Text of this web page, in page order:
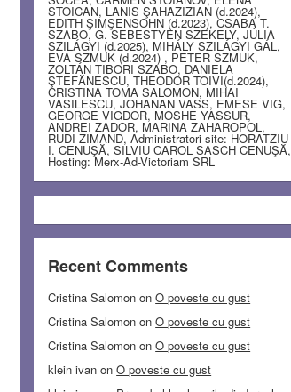
STOICAN, LANIS ŞAHAZIZIAN (d.2024),
EDITH ŞIMŞENSOHN (d.2023), CSABA T.
SZABO, G. SEBESTYEN SZEKELY, JÚLIA
SZILÁGYI (d.2025), MIHÁLY SZILÁGYI GÁL,
EVA SZMUK (d.2024) , PETER SZMUK,
ZOLTÁN TIBORI SZABO, DANIELA
ŞTEFĂNESCU, THEODOR TOIVI(d.2024),
CRISTINA TOMA SALOMON, MIHAI
VASILESCU, JOHANAN VASS, EMESE VIG,
GEORGE VIGDOR, MOSHE YASSUR,
ANDREI ZADOR, MARINA ZAHAROPOL,
RUDI ZIMAND, Administratori site: HORATZIU
I. CENUŞĂ, SILVIU CAROL SASCH CENUŞĂ,
Hosting: Merx-Ad-Victoriam SRL
Recent Comments
Cristina Salomon onO poveste cu gust
Cristina Salomon onO poveste cu gust
Cristina Salomon onO poveste cu gust
klein ivan onO poveste cu gust